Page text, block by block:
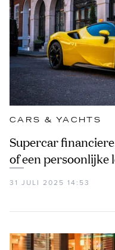
CARS & YACHTS
Supercar
of een persoonlijke
31 JULI 2025 14:53